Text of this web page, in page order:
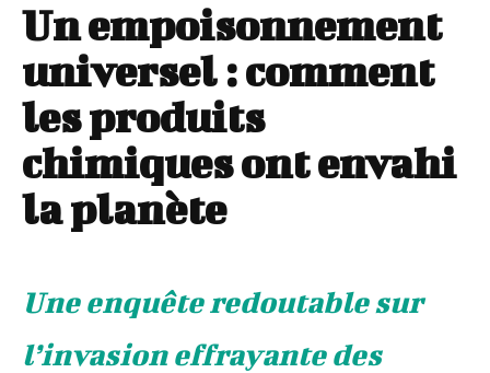
Un empoisonnement
universel : comment
les produits
chimiques ont envahi
la planète
Une enquête redoutable sur
l’invasion effrayante des